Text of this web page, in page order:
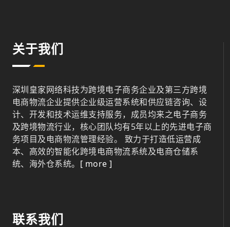
关于我们
深圳皇家网络科技为跨境电子商务企业及第三方跨境
电商物流企业提供企业级运营系统和供应链咨询、设
计、开发和技术运维支持服务，成员均来之电子商务
及跨境物流行业，核心团队均有5年以上的先进电子商
务项目及电商物流管理经验。 致力于打造低运营成
本、高效的智能化跨境电商物流系统及电商仓储系
统、海外仓系统。 [ more ]
联系我们